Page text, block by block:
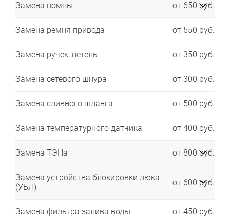
Замена помпы от 650 руб.
Замена ремня привода от 550 руб.
Замена ручек, петель от 350 руб.
Замена сетевого шнура от 300 руб.
Замена сливного шланга от 500 руб.
Замена температурного датчика от 400 руб.
Замена ТЭНа от 800 руб.
Замена устройства блокировки люка
(УБЛ)
от 600 руб.
Замена фильтра залива воды от 450 руб.